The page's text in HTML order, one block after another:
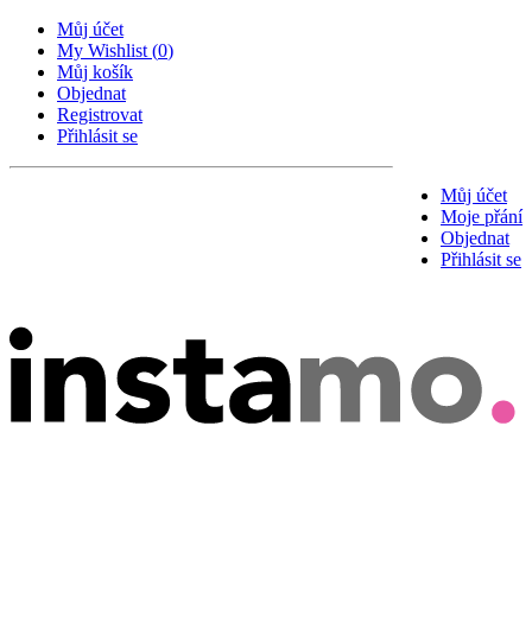
Můj účet
My Wishlist (0)
Můj košík
Objednat
Registrovat
Přihlásit se
Můj účet
Moje přání
Objednat
Přihlásit se